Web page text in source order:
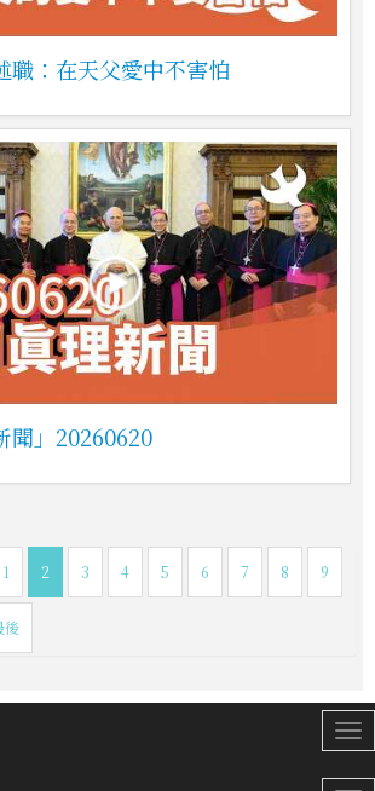
職：在天父愛中不害怕
聞」20260620
1 2 3 4 5 6 7 8 9
後